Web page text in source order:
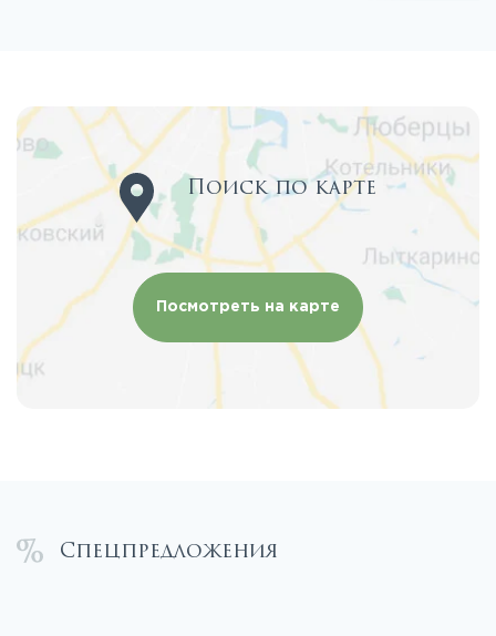
Поиск по карте
Посмотреть на карте
Спецпредложения